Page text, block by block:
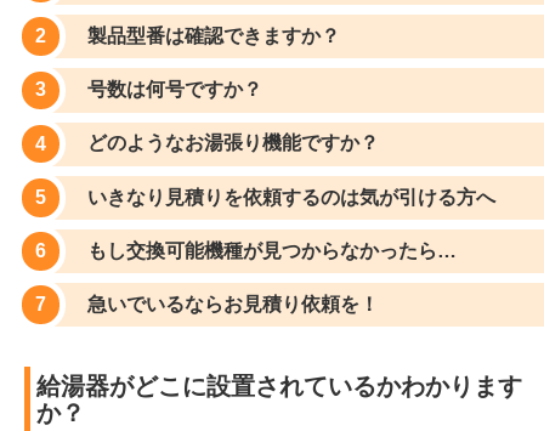
製品型番は確認できますか？
号数は何号ですか？
どのようなお湯張り機能ですか？
いきなり見積りを依頼するのは気が引ける方へ
もし交換可能機種が見つからなかったら…
急いでいるならお見積り依頼を！
給湯器がどこに設置されているかわかります
か？